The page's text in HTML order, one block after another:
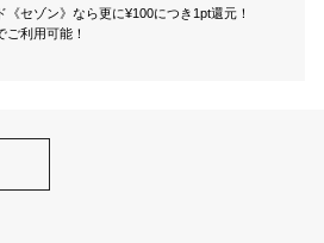
セゾン》なら更に¥100につき1pt還元！
利用可能！